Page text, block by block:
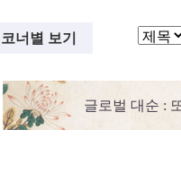
코너별 보기
글로벌 대순 :